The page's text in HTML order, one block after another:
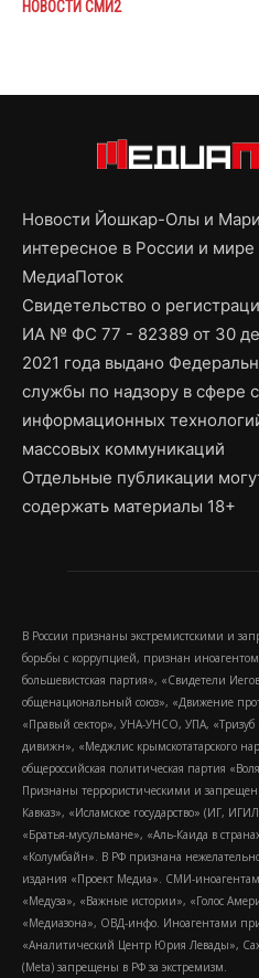
НОВОСТИ СМИ2
Новости Йошкар-Олы и
интересное в России и
МедиаПоток
Свидетельство о
ИА № ФС 77 - 82389 от 30
2021 года выдано
службы по надзору в сфере
информационных
массовых коммуникаций
Отдельные публикации
содержать материалы 18+
В России признаны экстремистскими и
борьбы с коррупцией, признан
большевистская партия», «Свидетели
общенациональный союз», «Движение
«Правый сектор», УНА-УНСО, УПА,
дивижн», «Меджлис крымскотатарского
общероссийская политическая партия
Признаны террористическими и
Кавказ», «Исламское государство» (ИГ,
«Братья-мусульмане», «Аль-Каида в
«Колумбайн». В РФ признана
издания «Проект Медиа». СМИ-
«Медуза», «Важные истории», «Голос
«Медиазона», ОВД-инфо. Иноагентами
«Аналитический Центр Юрия Левады»,
(Metа) запрещены в РФ за экстремизм.